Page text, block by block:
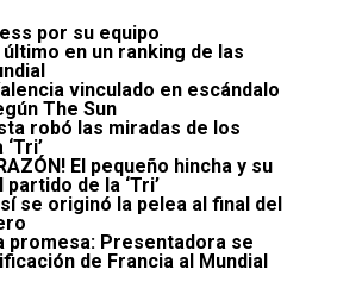
por su equipo
en un ranking de las
vinculado en escándalo
The Sun
robó las miradas de los
El pequeño hincha y su
de la ‘Tri’
se originó la pelea al final del
promesa: Presentadora se
de Francia al Mundial